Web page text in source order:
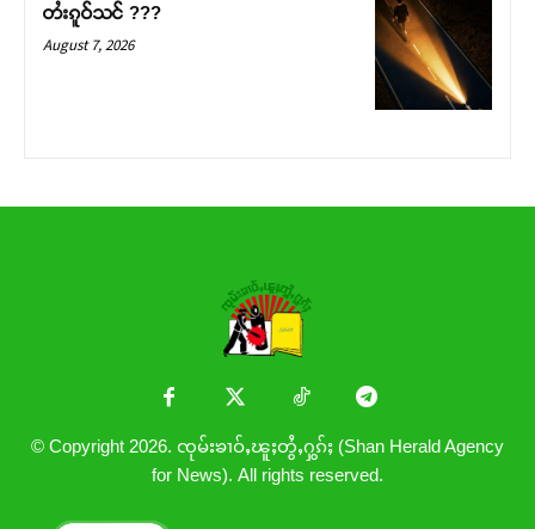
တႆးၵူဝ်သင် ???
August 7, 2026
© Copyright 2026. ၸုမ်းၶၢဝ်ႇၽူႈတွႆႇႁွၵ်ႈ (Shan Herald Agency
for News). All rights reserved.